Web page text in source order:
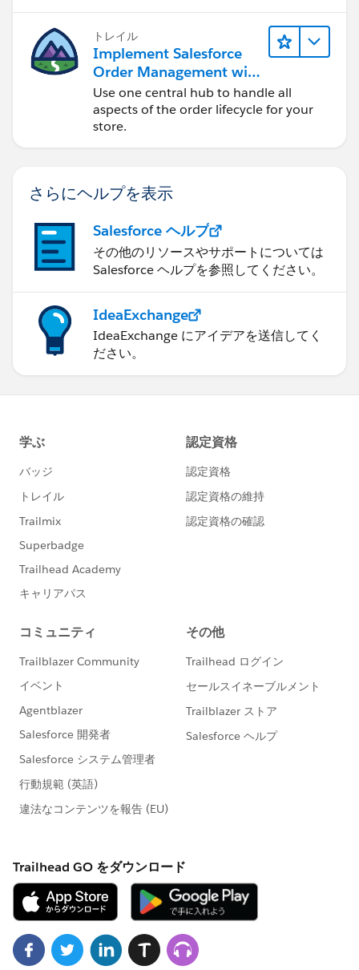
トレイル
Implement Salesforce
Order Management with
a B2B, B2C, or B2B2C
Commerce Store
Use one central hub to handle all
aspects of the order lifecycle for your
store.
さらにヘルプを表示
Salesforce ヘルプ
その他のリソースやサポートについては
Salesforce ヘルプを参照してください。
IdeaExchange
IdeaExchange にアイデアを送信してく
ださい。